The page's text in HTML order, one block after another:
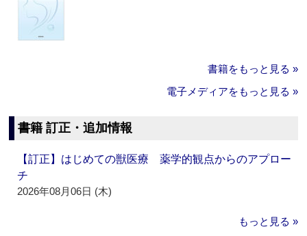
書籍をもっと見る »
電子メディアをもっと見る »
書籍 訂正・追加情報
【訂正】はじめての獣医療 薬学的観点からのアプロー
チ
2026年08月06日 (木)
もっと見る »